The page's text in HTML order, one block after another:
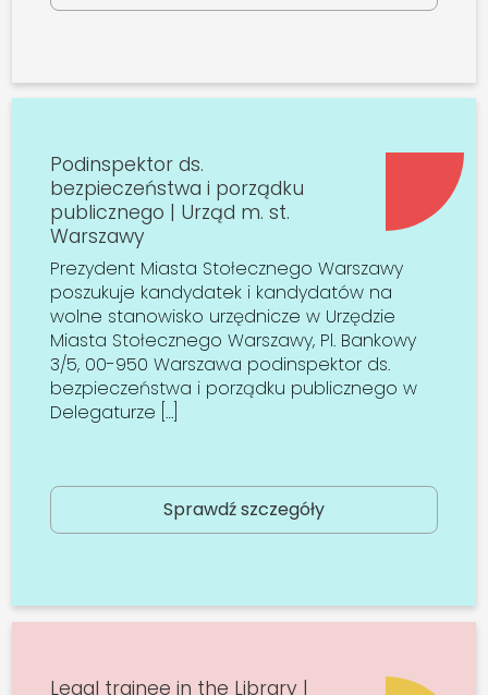
Podinspektor ds.
bezpieczeństwa i porządku
publicznego | Urząd m. st.
Warszawy
Prezydent Miasta Stołecznego Warszawy
poszukuje kandydatek i kandydatów na
wolne stanowisko urzędnicze w Urzędzie
Miasta Stołecznego Warszawy, Pl. Bankowy
3/5, 00-950 Warszawa podinspektor ds.
bezpieczeństwa i porządku publicznego w
Delegaturze […]
Sprawdź szczegóły
Legal trainee in the Library |